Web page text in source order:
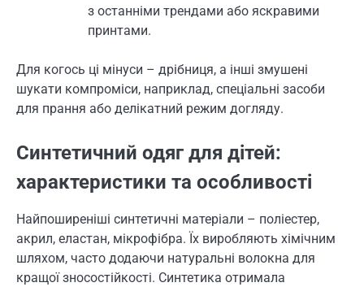
з останніми трендами або яскравими
принтами.
Для когось ці мінуси – дрібниця, а інші змушені
шукати компроміси, наприклад, спеціальні засоби
для прання або делікатний режим догляду.
Синтетичний одяг для дітей:
характеристики та особливості
Найпоширеніші синтетичні матеріали – поліестер,
акрил, еластан, мікрофібра. Їх виробляють хімічним
шляхом, часто додаючи натуральні волокна для
кращої зносостійкості. Синтетика отримала